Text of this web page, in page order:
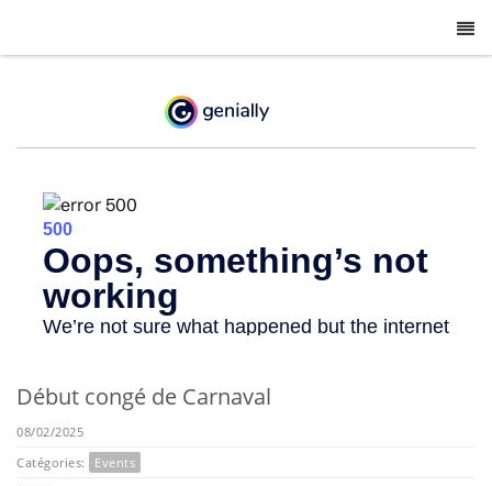
Début congé de Carnaval
08/02/2025
Catégories:
Events